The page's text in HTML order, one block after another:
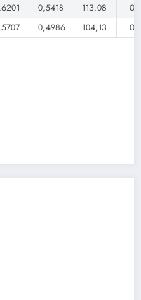
0,5418 113,08
0,4986 104,13